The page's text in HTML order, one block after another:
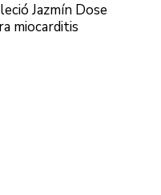
Jazmín Dose
miocarditis